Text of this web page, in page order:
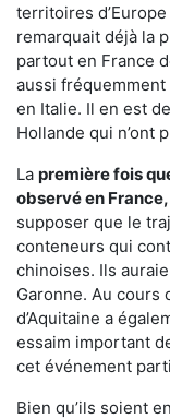
territoires
remarquait déjà la
partout en France
aussi
en Italie. Il en est
Hollande qui n’ont
La première fois
observé en
supposer que le
conteneurs qui
chinoises. Ils
Garonne. Au cours
d’Aquitaine a
essaim important
cet événement
Bien qu’ils soient